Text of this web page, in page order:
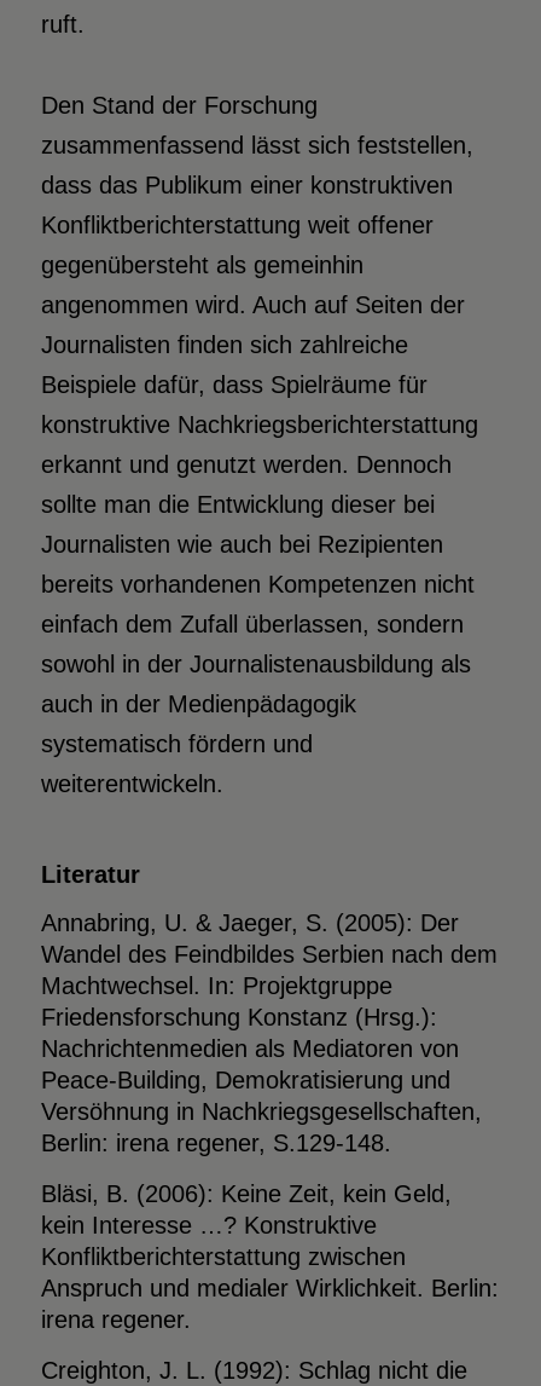
ruft.
Den Stand der Forschung
zusammenfassend lässt sich feststellen,
dass das Publikum einer konstruktiven
Konfliktberichterstattung weit offener
gegenübersteht als gemeinhin
angenommen wird. Auch auf Seiten der
Journalisten finden sich zahlreiche
Beispiele dafür, dass Spielräume für
konstruktive Nachkriegsberichterstattung
erkannt und genutzt werden. Dennoch
sollte man die Entwicklung dieser bei
Journalisten wie auch bei Rezipienten
bereits vorhandenen Kompetenzen nicht
einfach dem Zufall überlassen, sondern
sowohl in der Journalistenausbildung als
auch in der Medienpädagogik
systematisch fördern und
weiterentwickeln.
Literatur
Annabring, U. & Jaeger, S. (2005): Der
Wandel des Feindbildes Serbien nach dem
Machtwechsel. In: Projektgruppe
Friedensforschung Konstanz (Hrsg.):
Nachrichtenmedien als Mediatoren von
Peace-Building, Demokratisierung und
Versöhnung in Nachkriegsgesellschaften,
Berlin: irena regener, S.129-148.
Bläsi, B. (2006): Keine Zeit, kein Geld,
kein Interesse …? Konstruktive
Konfliktberichterstattung zwischen
Anspruch und medialer Wirklichkeit. Berlin:
irena regener.
Creighton, J. L. (1992): Schlag nicht die